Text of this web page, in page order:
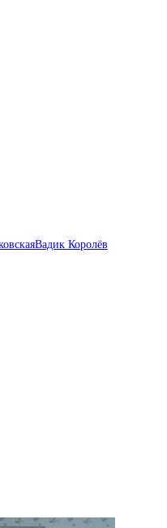
Вадик Королёв